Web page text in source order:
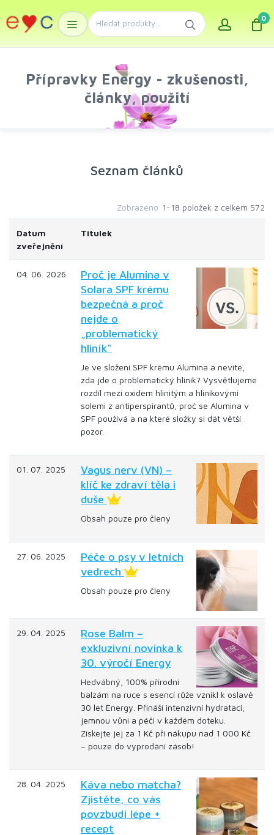
0
Přípravky Energy - zkušenosti,
články, použití
Seznam článků
Zobrazeno 1-18 položek z celkem 572
Datum
zveřejnění
Titulek
04. 06. 2026
Proč je Alumina v
Solara SPF krému
bezpečná a proč
nejde o
„problematický
hliník“
Je ve složení SPF krému Alumina a nevíte,
zda jde o problematický hliník? Vysvětlujeme
rozdíl mezi oxidem hlinitým a hliníkovými
solemi z antiperspirantů, proč se Alumina v
SPF používá a na které složky si dát větší
pozor.
01. 07. 2025
Vagus nerv (VN) –
klíč ke zdraví těla i
duše
Obsah pouze pro členy
27. 06. 2025
Péče o psy v letních
vedrech
Obsah pouze pro členy
29. 04. 2025
Rose Balm –
exkluzivní novinka k
30. výročí Energy
Hedvábný, 100% přírodní
balzám na ruce s esencí růže vznikl k oslavě
30 let Energy. Přináší intenzivní hydrataci,
jemnou vůni a péči v každém doteku.
Získejte jej za 1 Kč při nákupu nad 1 000 Kč
– pouze do vyprodání zásob!
28. 04. 2025
Káva nebo matcha?
Zjistěte, co vás
povzbudí lépe +
recept